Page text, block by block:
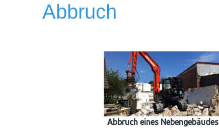
Abbruch
Abbruch eines Nebengebäudes